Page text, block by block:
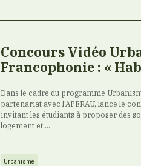
Concours Vidéo
Francophonie : «
Dans le cadre du programme
partenariat avec l’APERAU, lance le
invitant les étudiants à proposer des
logement et ...
Urbanisme